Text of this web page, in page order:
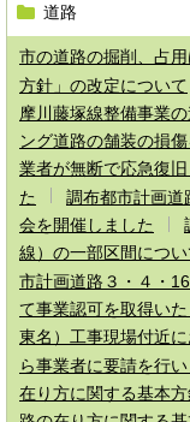
道路
市の道路の掘削、占用
方針」の改定について
摩川藤塚線整備事業
ング道路の舗装の損
業者が無断で応急復
た
調布都市計画道
会を開催しました
線）の一部区間につ
市計画道路３・４・
て事業認可を取得い
東名）工事現場付近
ら事業者に要請を行
在り方に関する基本